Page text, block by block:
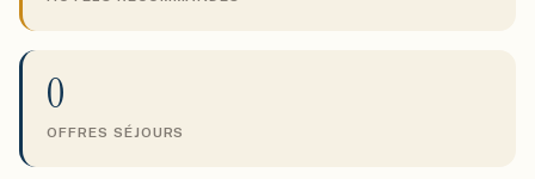
0
OFFRES SÉJOURS